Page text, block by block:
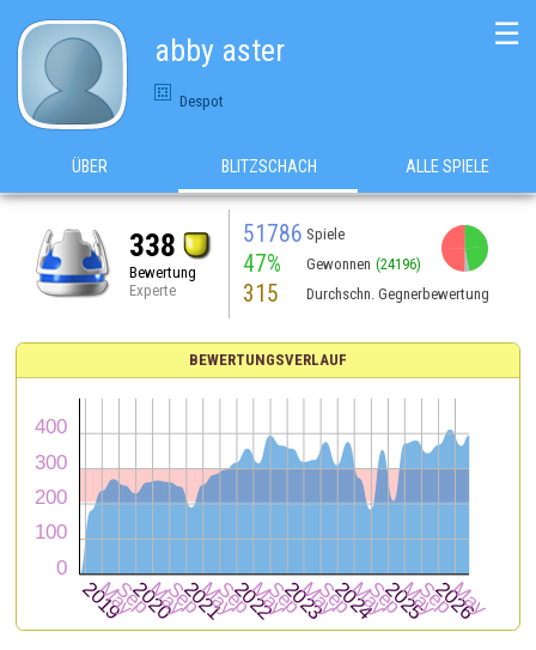
abby aster
Despot
☰
ÜBER BLITZSCHACH ALLE SPIELE
338
Bewertung
Experte
51786 Spiele
47% Gewonnen (24196)
315 Durchschn. Gegnerbewertung
BEWERTUNGSVERLAUF